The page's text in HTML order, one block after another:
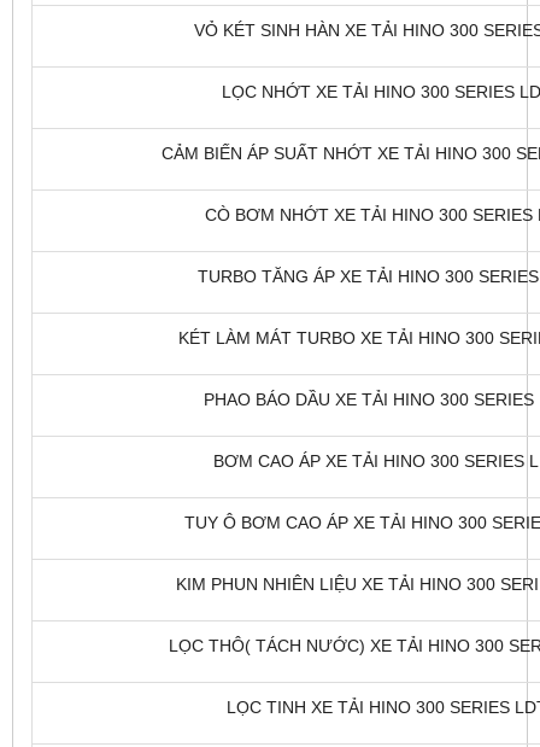
VỎ KÉT SINH HÀN XE TẢI HINO 300
LỌC NHỚT XE TẢI HINO 300 SERIES
CẢM BIẾN ÁP SUẤT NHỚT XE TẢI HINO 300
CÒ BƠM NHỚT XE TẢI HINO 300
TURBO TĂNG ÁP XE TẢI HINO 300
KÉT LÀM MÁT TURBO XE TẢI HINO 300
PHAO BÁO DẦU XE TẢI HINO 300
BƠM CAO ÁP XE TẢI HINO 300 SERIES
TUY Ô BƠM CAO ÁP XE TẢI HINO 300
KIM PHUN NHIÊN LIỆU XE TẢI HINO 300
LỌC THÔ( TÁCH NƯỚC) XE TẢI HINO 300
LỌC TINH XE TẢI HINO 300 SERIES